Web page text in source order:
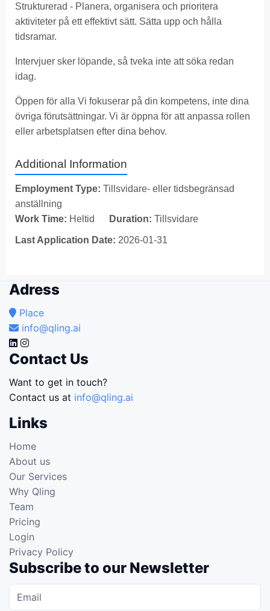
Strukturerad - Planera, organisera och prioritera
aktiviteter på ett effektivt sätt. Sätta upp och hålla
tidsramar.
Intervjuer sker löpande, så tveka inte att söka redan
idag.
Öppen för alla Vi fokuserar på din kompetens, inte dina
övriga förutsättningar. Vi är öppna för att anpassa rollen
eller arbetsplatsen efter dina behov.
Additional Information
Employment Type: Tillsvidare- eller tidsbegränsad
anställning
Work Time: Heltid Duration: Tillsvidare
Last Application Date: 2026-01-31
Adress
Place
info@qling.ai
Contact Us
Want to get in touch?
Contact us at info@qling.ai
Links
Home
About us
Our Services
Why Qling
Team
Pricing
Login
Privacy Policy
Subscribe to our Newsletter